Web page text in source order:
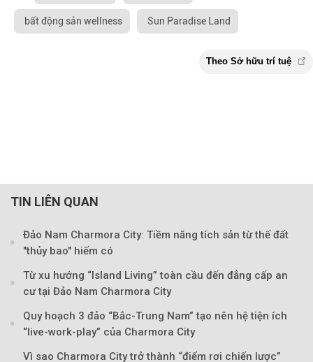
bất động sản wellness Sun Paradise Land
TIN LIÊN QUAN
Đảo Nam Charmora City: Tiềm năng tích sản từ thế đất
"thủy bao" hiếm có
Từ xu hướng “Island Living” toàn cầu đến đẳng cấp an
cư tại Đảo Nam Charmora City
Quy hoạch 3 đảo “Bắc-Trung Nam” tạo nên hệ tiện ích
“live-work-play” của Charmora City
Vì sao Charmora City trở thành “điểm rơi chiến lược”